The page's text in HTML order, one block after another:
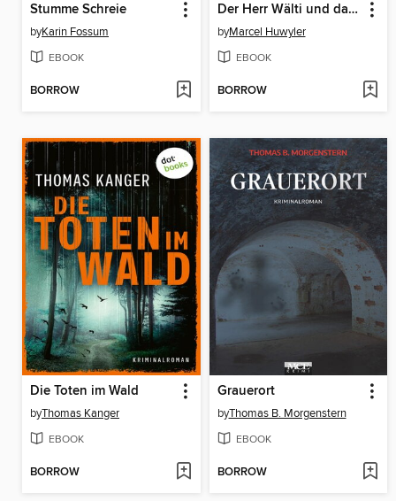
Stumme Schreie
byKarin Fossum
EBOOK
BORROW
Der Herr Wälti und das fette Alphorn
byMarcel Huwyler
EBOOK
BORROW
Die Toten im Wald
byThomas Kanger
EBOOK
BORROW
Grauerort
byThomas B. Morgenstern
EBOOK
BORROW